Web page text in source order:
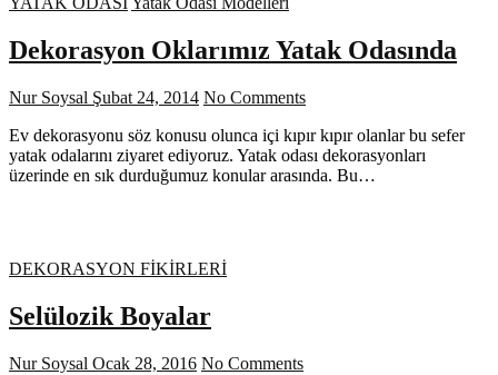
Dekorasyon Oklarımız Yatak Odasında
Nur Soysal Şubat 24, 2014 No Comments
Ev dekorasyonu söz konusu olunca içi kıpır kıpır olanlar bu sefer
yatak odalarını ziyaret ediyoruz. Yatak odası dekorasyonları
üzerinde en sık durduğumuz konular arasında. Bu…
DEKORASYON FİKİRLERİ
Selülozik Boyalar
Nur Soysal Ocak 28, 2016 No Comments